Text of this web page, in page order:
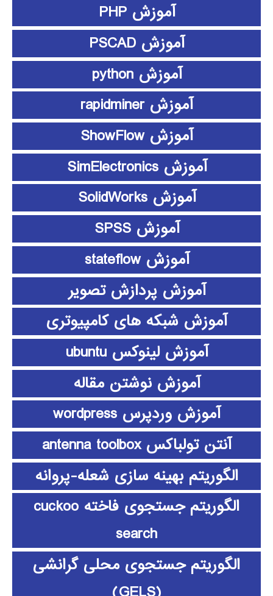
آموزش PHP
آموزش PSCAD
آموزش python
آموزش rapidminer
آموزش ShowFlow
آموزش SimElectronics
آموزش SolidWorks
آموزش SPSS
آموزش stateflow
آموزش پردازش تصویر
آموزش شبکه های کامپیوتری
آموزش لینوکس ubuntu
آموزش نوشتن مقاله
آموزش وردپرس wordpress
آنتن تولباکس antenna toolbox
الگوریتم بهینه سازی شعله-پروانه
الگوریتم جستجوی فاخته cuckoo
search
الگوریتم جستجوی محلی گرانشی